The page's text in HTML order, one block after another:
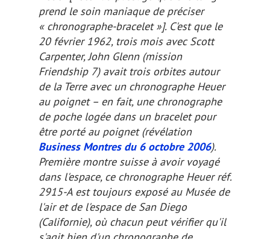
prend le soin maniaque de préciser
« chronographe-bracelet »]. C'est que le
20 février 1962, trois mois avec Scott
Carpenter, John Glenn (mission
Friendship 7) avait trois orbites autour
de la Terre avec un chronographe Heuer
au poignet – en fait, une chronographe
de poche logée dans un bracelet pour
être porté au poignet (révélation
Business Montres du 6 octobre 2006).
Première montre suisse à avoir voyagé
dans l'espace, ce chronographe Heuer réf.
2915-A est toujours exposé au Musée de
l'air et de l'espace de San Diego
(Californie), où chacun peut vérifier qu'il